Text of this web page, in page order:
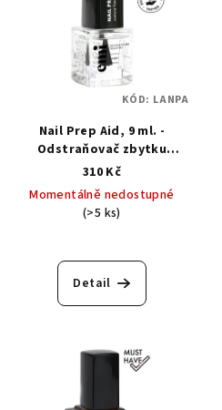
Nail Prep Aid, 9 ml. -
Odstraňovač zbytku
vlhkosti
310 Kč
Momentálně nedostupné
(>5 ks)
Detail
KÓD: LANPA